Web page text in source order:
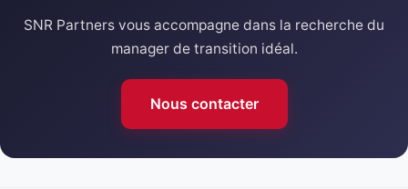
SNR Partners vous accompagne dans la recherche du
manager de transition idéal.
Nous contacter